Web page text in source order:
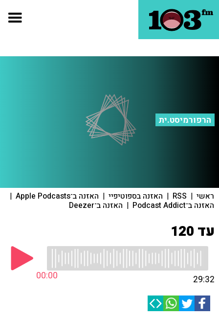
הרפורמיסט.ית
ראשי |
RSS
| האזנה בספוטיפיי | האזנה ב־Apple Podcasts |
האזנה ב־Podcast Addict | האזנה ב־Deezer
עד 120
00:00 29:32